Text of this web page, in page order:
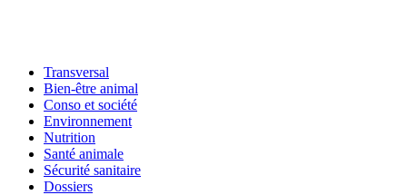
Transversal
Bien-être animal
Conso et société
Environnement
Nutrition
Santé animale
Sécurité sanitaire
Dossiers